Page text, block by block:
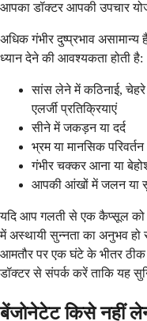
आपका डॉक्टर आपकी उपचार
अधिक गंभीर दुष्प्रभाव असामान्य
ध्यान देने की आवश्यकता होती है:
सांस लेने में कठिनाई,
एलर्जी प्रतिक्रियाएं
सीने में जकड़न या दर्द
भ्रम या मानसिक परिवर्तन
गंभीर चक्कर आना या
आपकी आंखों में जलन या
यदि आप गलती से एक कैप्सूल को
में अस्थायी सुन्नता का अनुभव
आमतौर पर एक घंटे के भीतर ठीक
डॉक्टर से संपर्क करें ताकि यह
बेंजोनेटेट किसे नहीं